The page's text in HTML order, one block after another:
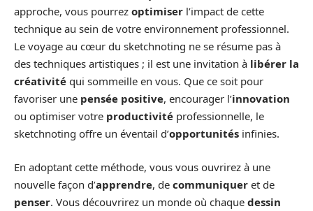
approche, vous pourrez optimiser l’impact de cette
technique au sein de votre environnement professionnel.
Le voyage au cœur du sketchnoting ne se résume pas à
des techniques artistiques ; il est une invitation à libérer la
créativité qui sommeille en vous. Que ce soit pour
favoriser une pensée positive, encourager l’innovation
ou optimiser votre productivité professionnelle, le
sketchnoting offre un éventail d’opportunités infinies.
En adoptant cette méthode, vous vous ouvrirez à une
nouvelle façon d’apprendre, de communiquer et de
penser. Vous découvrirez un monde où chaque dessin